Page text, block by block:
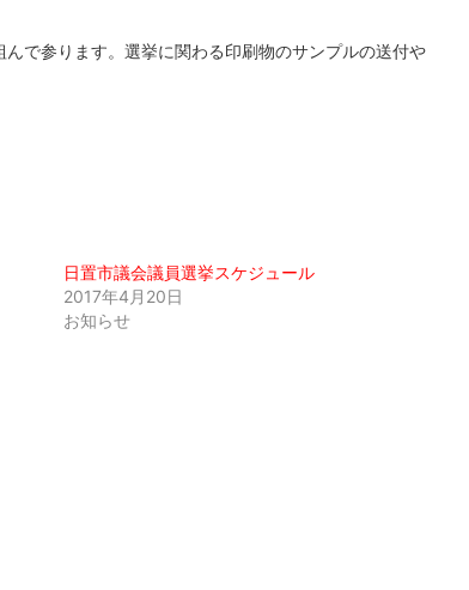
で参ります。選挙に関わる印刷物のサンプルの送付や
日置市議会議員選挙スケジュール
2017年4月20日
お知らせ